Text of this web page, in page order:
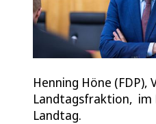
Henning Höne (FDP),
Landtagsfraktion, im
Landtag.